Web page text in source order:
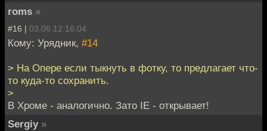
roms »
#16 | 03.06.12 16:04
Кому: Урядник, #14
> На Опере если тыкнуть в фотку, то предлагает что-
то куда-то сохранить.
>
В Хроме - аналогично. Зато IE - открывает!
Sergiy »